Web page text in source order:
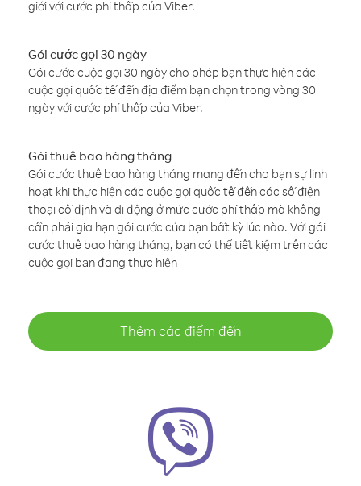
giới với cước phí thấp của Viber.
Gói cước gọi 30 ngày
Gói cước cuộc gọi 30 ngày cho phép bạn thực hiện các
cuộc gọi quốc tế đến địa điểm bạn chọn trong vòng 30
ngày với cước phí thấp của Viber.
Gói thuê bao hàng tháng
Gói cước thuê bao hàng tháng mang đến cho bạn sự linh
hoạt khi thực hiện các cuộc gọi quốc tế đến các số điện
thoại cố định và di động ở mức cước phí thấp mà không
cần phải gia hạn gói cước của bạn bất kỳ lúc nào. Với gói
cước thuê bao hàng tháng, bạn có thể tiết kiệm trên các
cuộc gọi bạn đang thực hiện
Thêm các điểm đến